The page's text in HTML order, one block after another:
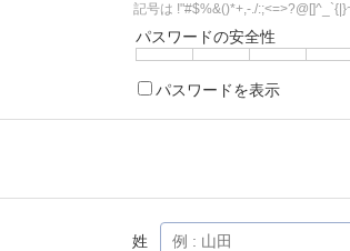
記号は !"#$%&()*+,-./
パスワードの安全性
パスワードを表示
姓